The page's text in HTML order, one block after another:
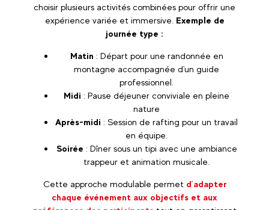
choisir plusieurs activités combinées pour offrir une
expérience variée et immersive. Exemple de
journée type :
Matin : Départ pour une randonnée en
montagne accompagnée d'un guide
professionnel.
Midi : Pause déjeuner conviviale en pleine
nature
Après-midi : Session de rafting pour un travail
en équipe.
Soirée : Dîner sous un tipi avec une ambiance
trappeur et animation musicale.
Cette approche modulable permet d’adapter
chaque événement aux objectifs et aux